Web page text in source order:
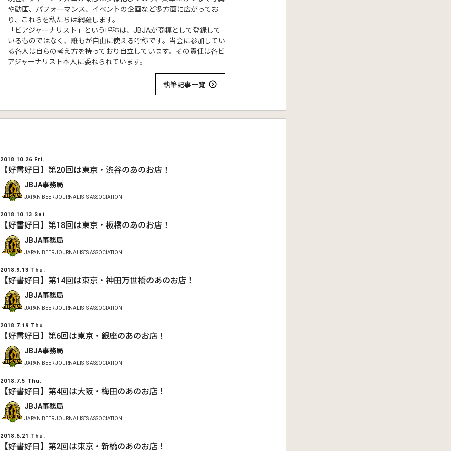
や動画、パフォーマンス、イベントの企画など多方面に広がってお
り、これらを私たちは網羅します。
「ビアジャーナリスト」という呼称は、JBJAが商標として登録して
いるものではなく、誰もが自由に使える呼称です。当会に参加してい
る各人は自らの考え方を持っており自立しています。その責任は各ビ
アジャーナリスト本人に委ねられています。
執筆記事一覧
2018.10.26 Fri.
【好書好日】第20回は東京・渋谷のあのお店！
JBJA事務局
JAPAN BEER JOURNALISTS ASSOCIATION
2018.10.13 Sat.
【好書好日】第18回は東京・板橋のあのお店！
JBJA事務局
JAPAN BEER JOURNALISTS ASSOCIATION
2018.9.13 Thu.
【好書好日】第14回は東京・神田万世橋のあのお店！
JBJA事務局
JAPAN BEER JOURNALISTS ASSOCIATION
2018.7.19 Thu.
【好書好日】第6回は東京・銀座のあのお店！
JBJA事務局
JAPAN BEER JOURNALISTS ASSOCIATION
2018.7.5 Thu.
【好書好日】第4回は大阪・梅田のあのお店！
JBJA事務局
JAPAN BEER JOURNALISTS ASSOCIATION
2018.6.21 Thu.
【好書好日】第2回は東京・新橋のあのお店！